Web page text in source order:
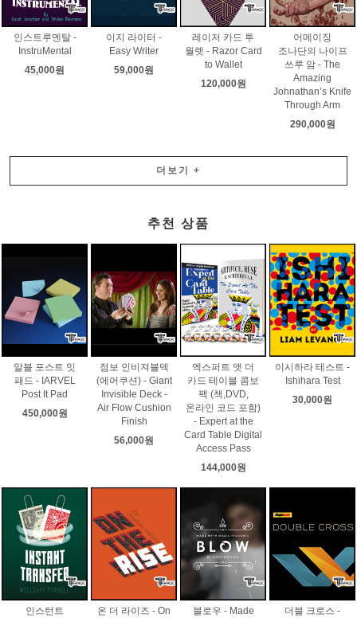
인스트루멘탈 -
InstruMental
45,000원
이지 라이터 -
Easy Writer
59,000원
레이저 카드 투
월렛 - Razor Card
to Wallet
120,000원
어메이징
조나단의 나이프
쓰루 암 - The
Amazing
Johnathan’s Knife
Through Arm
290,000원
더보기 +
추천 상품
알블 포스트 잇
패드 - IARVEL
Post It Pad
450,000원
점보 인비져블덱
(에어쿠션) - Giant
Invisible Deck -
Air Flow Cushion
Finish
56,000원
엑스퍼트 앳 더
카드 테이블 콤보
팩 (책,DVD,
온라인 코드 포함)
- Expert at the
Card Table Digital
Access Pass
144,000원
이시하라 테스트 -
Ishihara Test
30,000원
인스턴트
온 더 라이즈 - On
블로우 - Made
더블 크로스 -